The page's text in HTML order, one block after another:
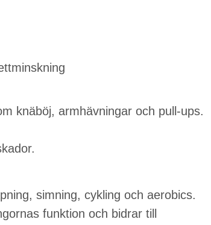
knäböj, armhävningar och pull-ups.
simning, cykling och aerobics.
funktion och bidrar till